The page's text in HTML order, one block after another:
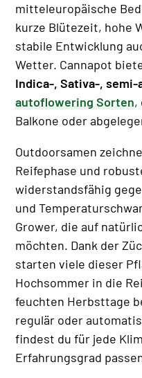
mitteleuropäische
kurze Blütezeit, hohe
stabile Entwicklung
Wetter. Cannapot
Indica-, Sativa-,
autoflowering Sorten,
Balkone oder
Outdoorsamen
Reifephase und
widerstandsfähig
und
Grower, die auf
möchten. Dank der
starten viele dieser
Hochsommer in die
feuchten Herbsttage
regulär oder
findest du für jede
Erfahrungsgrad